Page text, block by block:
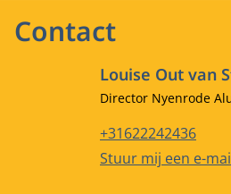
Contact
Louise Out van
Functietitel
Director Nyenrode
Telefoonnummer
+31622242436
E-mailadres
Stuur mij een e-